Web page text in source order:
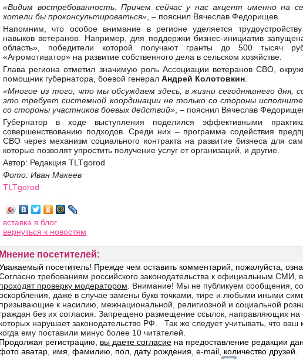
«Видим востребованность. Причем сейчас у нас акцент именно на
хотели бы проконсультироваться» , – пояснил Вячеслав Федорищев.
Напомним, что особое внимание в регионе уделяется
навыков ветеранов. Например, для поддержки бизнес-инициатив
область», победители которой получают гранты до 500 тысяч
«Агромотиватор» на развитие собственного дела в сельском хозяйстве.
Глава региона отметил значимую роль Ассоциации ветеранов СВО,
помощник губернатора, боевой генерал Андрей Колотовкин
«Многое из того, что мы обсуждаем здесь, в жизни сегодняшнего дня,
это требует системной координации не только со стороны
со стороны участников боевых действий» , – пояснил Вячеслав
Губернатор в ходе выступления поделился эффективными
совершенствованию подходов. Среди них – программа содействия
СВО через механизм социального контракта на развитие бизнеса для
которые позволят упростить получение услуг от организаций, и другие.
Автор: Редакция TLTgorod
Фото: Иван Макеев
TLTgorod
вставка в блог
вернуться к новостям
Мнение посетителей: